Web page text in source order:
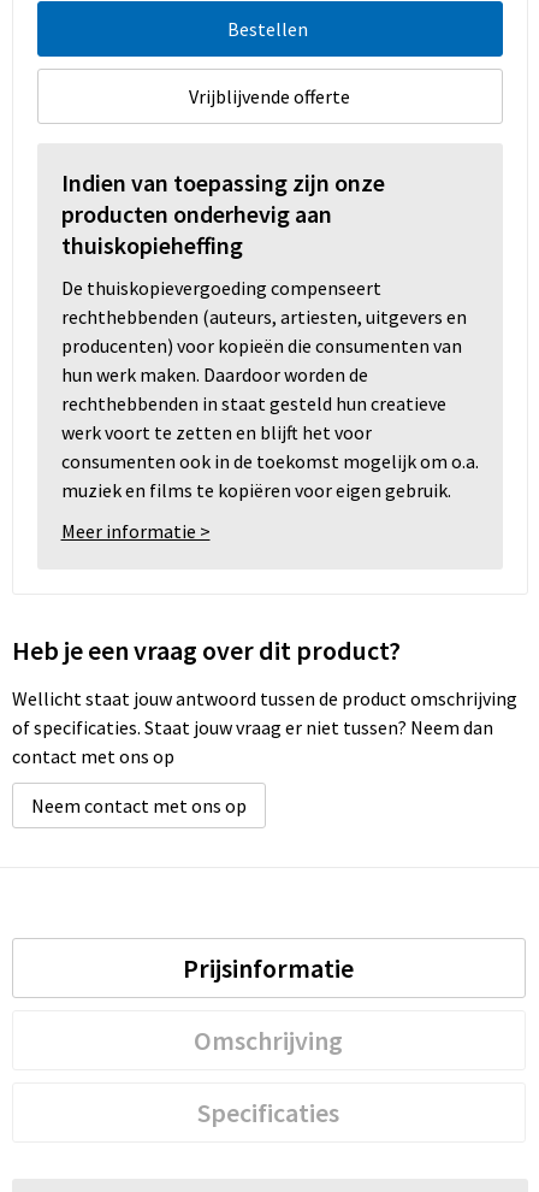
Bestellen
Vrijblijvende offerte
Indien van toepassing zijn onze
producten onderhevig aan
thuiskopieheffing
De thuiskopievergoeding compenseert
rechthebbenden (auteurs, artiesten, uitgevers en
producenten) voor kopieën die consumenten van
hun werk maken. Daardoor worden de
rechthebbenden in staat gesteld hun creatieve
werk voort te zetten en blijft het voor
consumenten ook in de toekomst mogelijk om o.a.
muziek en films te kopiëren voor eigen gebruik.
Meer informatie >
Heb je een vraag over dit product?
Wellicht staat jouw antwoord tussen de product omschrijving
of specificaties. Staat jouw vraag er niet tussen? Neem dan
contact met ons op
Neem contact met ons op
Prijsinformatie
Omschrijving
Specificaties